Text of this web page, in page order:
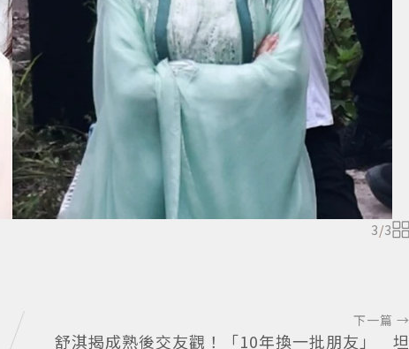
3/3
下一篇 →
舒淇揭成熟後交友觀！「10年換一批朋友」 坦